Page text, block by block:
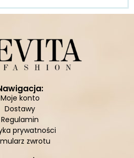
Moje konto
Dostawy
Regulamin
prywatności
zwrotu